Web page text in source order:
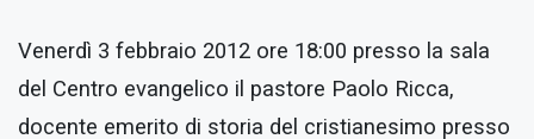
Venerdì 3 febbraio 2012 ore 18:00 presso la sala
del Centro evangelico il pastore Paolo Ricca,
docente emerito di storia del cristianesimo presso